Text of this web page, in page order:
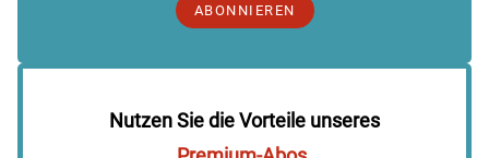
ABONNIEREN
Nutzen Sie die Vorteile unseres